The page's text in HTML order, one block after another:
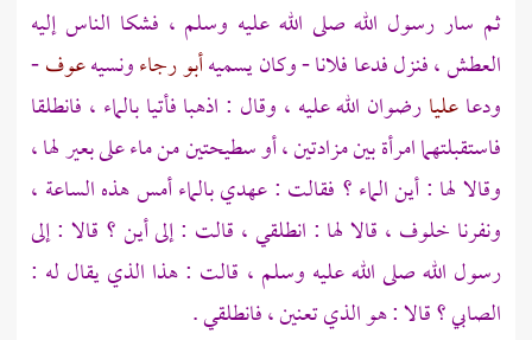
ثم سار رسول الله صلى الله عليه وسلم ، فشكا الناس إليه
العطش ، فنزل فدعا فلانا - وكان يسميهأبو رجاءونسيهعوف-
ودعاعليارضوان الله عليه ، وقال : اذهبا فأتيا بالماء ، فانطلقا
فاستقبلتهما امرأة بين مزادتين ، أو سطيحتين من ماء على بعير لها ،
وقالا لها : أين الماء ؟ فقالت : عهدي بالماء أمس هذه الساعة ،
ونفرنا خلوف ، قالا لها : انطلقي ، قالت : إلى أين ؟ قالا : إلى
رسول الله صلى الله عليه وسلم ، قالت : هذا الذي يقال له :
الصابي ؟ قالا : هو الذي تعنين ، فانطلقي .